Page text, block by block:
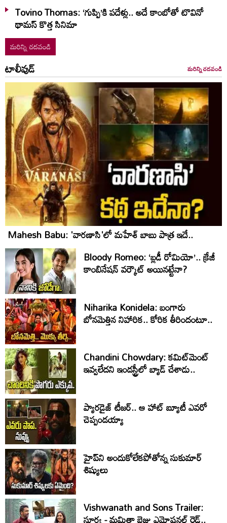
Tovino Thomas: ‘గుప్పి’కి పదేళ్లు.. అదే కాంబోతో టొవినో
థామస్‌ కొత్త సినిమా
మరిన్ని చదవండి
టాలీవుడ్ మరిన్ని చదవండి
Mahesh Babu: 'వారణాసి'లో మహేశ్‌ బాబు పాత్ర ఇదే..
Bloody Romeo: ‘బ్లడీ రోమియో’.. క్రేజీ
కాంబినేషన్ వర్కౌట్ అయినట్టేనా?
Niharika Konidela: బంగారు
బోనమెత్తిన నిహారిక.. కోరిక తీరిందంటూ..
Chandini Chowdary: కమిట్‌మెంట్
ఇవ్వలేదని ఇండస్ట్రీలో బ్యాడ్ చేశాడు..
ప్యారడైజ్ టీజర్.. ఆ హాట్ బ్యూటీ ఎవరో
చెప్పండయ్యా
హైప్‌ని అందుకోలేకపోతోన్న సుకుమార్
శిష్యులు
Vishwanath and Sons Trailer: